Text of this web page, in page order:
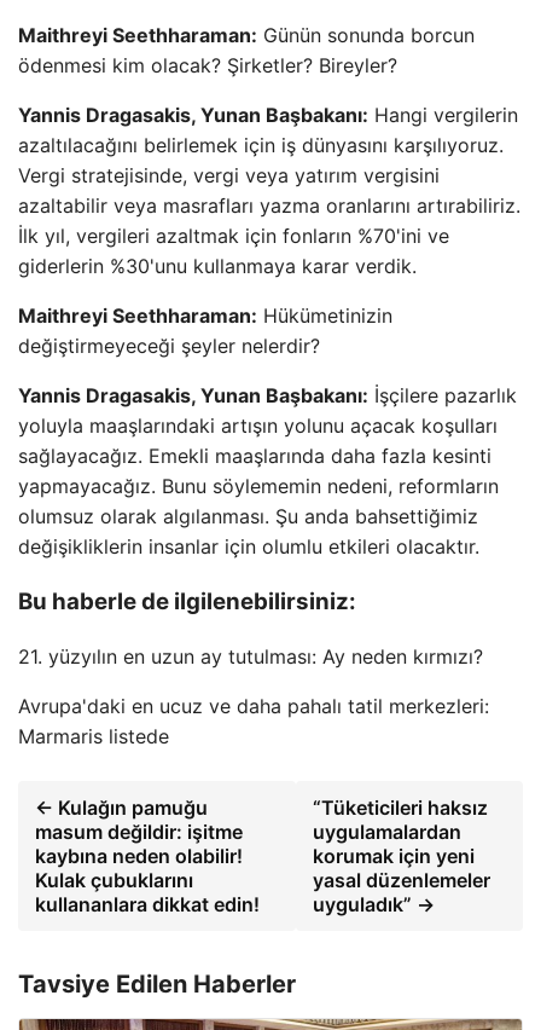
Maithreyi Seethharaman: Günün sonunda borcun
ödenmesi kim olacak? Şirketler? Bireyler?
Yannis Dragasakis, Yunan Başbakanı: Hangi vergilerin
azaltılacağını belirlemek için iş dünyasını karşılıyoruz.
Vergi stratejisinde, vergi veya yatırım vergisini
azaltabilir veya masrafları yazma oranlarını artırabiliriz.
İlk yıl, vergileri azaltmak için fonların %70'ini ve
giderlerin %30'unu kullanmaya karar verdik.
Maithreyi Seethharaman: Hükümetinizin
değiştirmeyeceği şeyler nelerdir?
Yannis Dragasakis, Yunan Başbakanı: İşçilere pazarlık
yoluyla maaşlarındaki artışın yolunu açacak koşulları
sağlayacağız. Emekli maaşlarında daha fazla kesinti
yapmayacağız. Bunu söylememin nedeni, reformların
olumsuz olarak algılanması. Şu anda bahsettiğimiz
değişikliklerin insanlar için olumlu etkileri olacaktır.
Bu haberle de ilgilenebilirsiniz:
21. yüzyılın en uzun ay tutulması: Ay neden kırmızı?
Avrupa'daki en ucuz ve daha pahalı tatil merkezleri:
Marmaris listede
← Kulağın pamuğu
masum değildir: işitme
kaybına neden olabilir!
Kulak çubuklarını
kullananlara dikkat edin!
“Tüketicileri haksız
uygulamalardan
korumak için yeni
yasal düzenlemeler
uyguladık” →
Tavsiye Edilen Haberler